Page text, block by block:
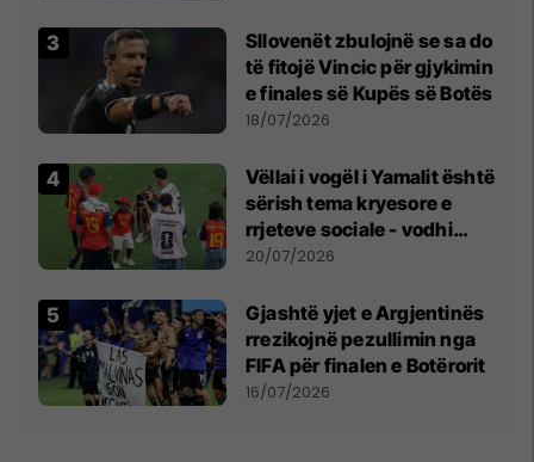
Sllovenët zbulojnë se sa do
të fitojë Vincic për gjykimin
e finales së Kupës së Botës
18/07/2026
Vëllai i vogël i Yamalit është
sërish tema kryesore e
rrjeteve sociale - vodhi
vëmendjen pas finales së
20/07/2026
Gjashtë yjet e Argjentinës
rrezikojnë pezullimin nga
FIFA për finalen e Botërorit
16/07/2026